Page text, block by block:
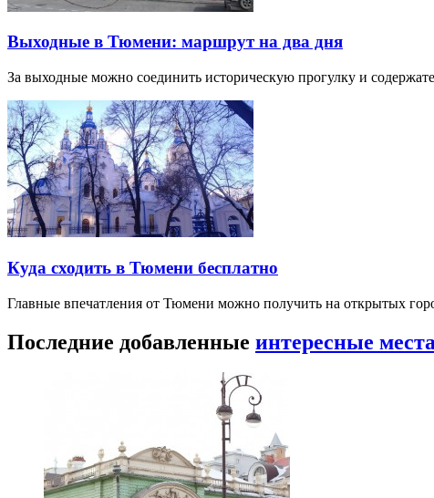
Выходные в Тюмени: маршрут на два дня
За выходные можно соединить историческую прогулку и
Куда сходить в Тюмени бесплатно
Главные впечатления от Тюмени можно получить на открытых
Последние добавленные интересные места